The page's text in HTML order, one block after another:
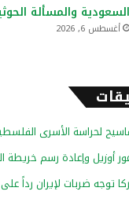
السعودية والمسألة
أغسطس 6, 2026
لحراسة الأسرى
أوزيل وإعادة رسم خريطة
توجه ضربات لإيران رداً